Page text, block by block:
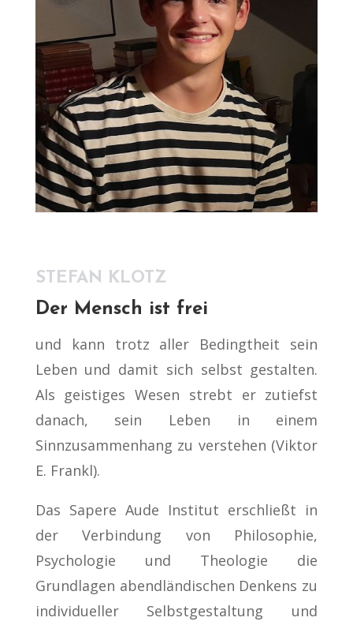
STEFAN KLOTZ
Der Mensch ist frei
und kann trotz aller Bedingtheit sein
Leben und damit sich selbst gestalten.
Als geistiges Wesen strebt er zutiefst
danach, sein Leben in einem
Sinnzusammenhang zu verstehen (Viktor
E. Frankl).
Das Sapere Aude Institut erschließt in
der Verbindung von Philosophie,
Psychologie und Theologie die
Grundlagen abendländischen Denkens zu
individueller Selbstgestaltung und